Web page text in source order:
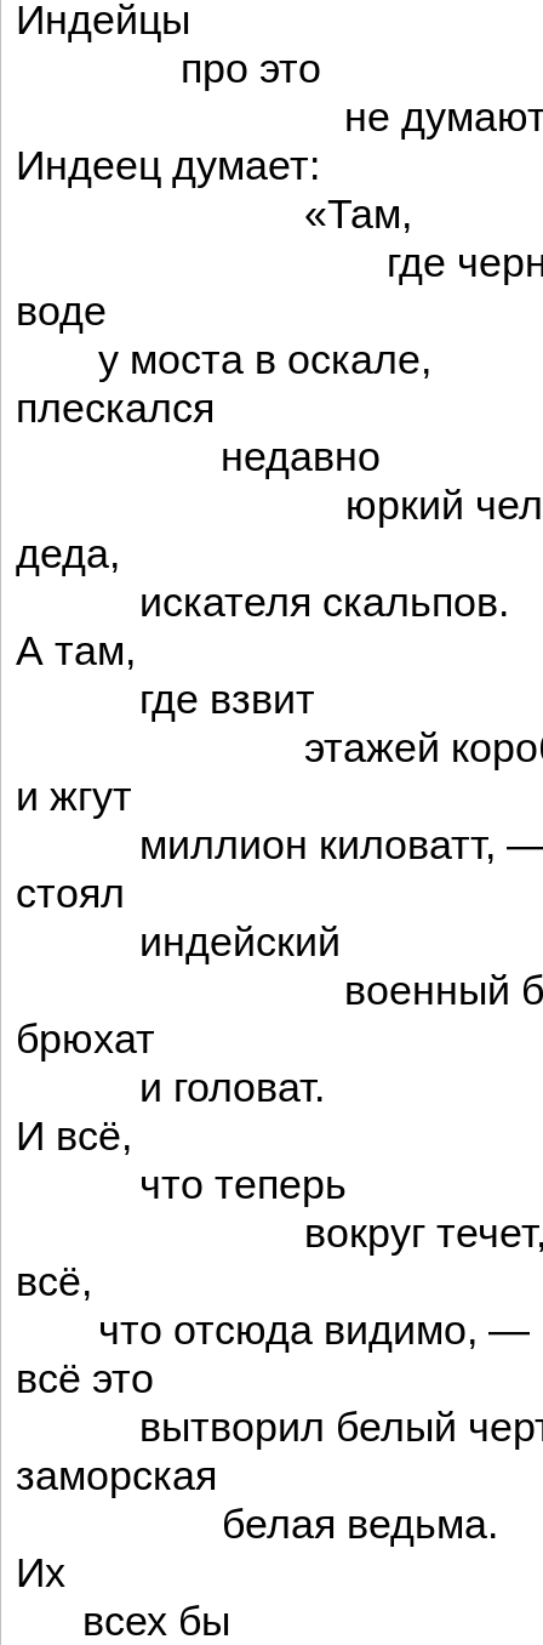
Индейцы
про это
не
Индеец думает:
«Там,
где
воде
у моста в оскале,
плескался
недавно
юркий
деда,
искателя скальпов.
А там,
где взвит
этажей
и жгут
миллион киловатт,
стоял
индейский
военный
брюхат
и головат.
И всё,
что теперь
вокруг
всё,
что отсюда видимо, —
всё это
вытворил белый
заморская
белая ведьма.
Их
всех бы